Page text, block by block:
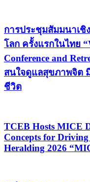
การประชุมสัมมนาเ
โลก ครั้งแรกในไทย
Conference and
สนใจดูแลสุขภาพจิต
ชีวิต
TCEB Hosts MICE
Concepts for
Heralding 2026